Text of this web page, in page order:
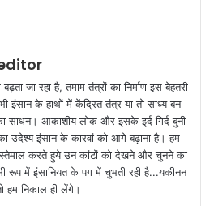
जा रहा है, तमाम तंत्रों का निर्माण इस बेहतरी
के हाथों में केंद्रित तंत्र या तो साध्य बन
का साधन। आकाशीय लोक और इसके इर्द गिर्द बुनी
उदेश्य इंसान के कारवां को आगे बढ़ाना है। हम
करते हुये उन कांटों को देखने और चुनने का
रूप में इंसानियत के पग में चुभती रही है...यकीनन
हम निकाल ही लेंगे।